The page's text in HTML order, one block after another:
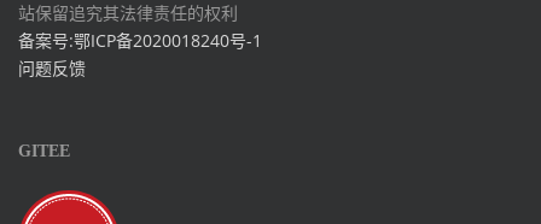
站保留追究其法律责任的权利
备案号:鄂ICP备2020018240号-1
问题反馈
GITEE